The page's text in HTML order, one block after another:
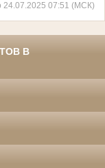
24.07.2025 07:51 (МСК)
В